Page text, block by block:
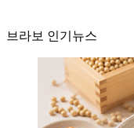
브라보 인기뉴스